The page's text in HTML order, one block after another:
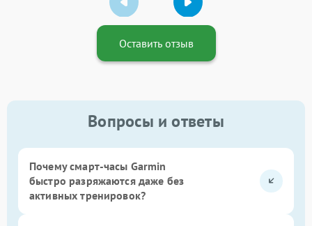
Оставить отзыв
Вопросы и ответы
Почему смарт-часы Garmin
быстро разряжаются даже без
активных тренировок?